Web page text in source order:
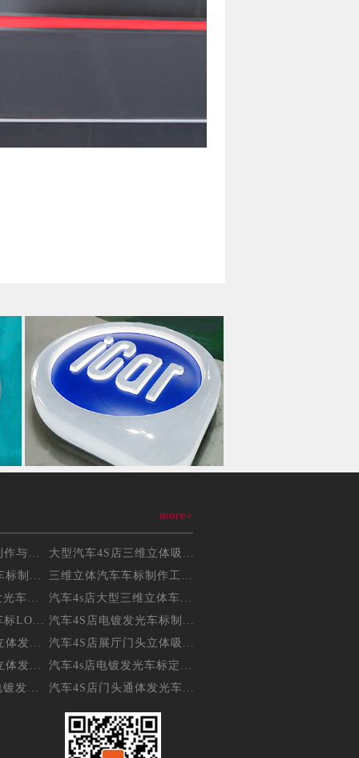
more>
大型汽车4S店三维立体吸...
标制...
车...
汽车4s店大型三维立体车...
LO...
汽车4S店电镀发光车标制...
体发...
汽车4S店展厅门头立体吸...
体发...
汽车4s店电镀发光车标定...
发...
汽车4S店门头通体发光车...